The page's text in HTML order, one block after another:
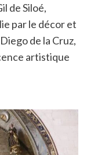
de Siloé,
par le décor et
de la Cruz,
artistique